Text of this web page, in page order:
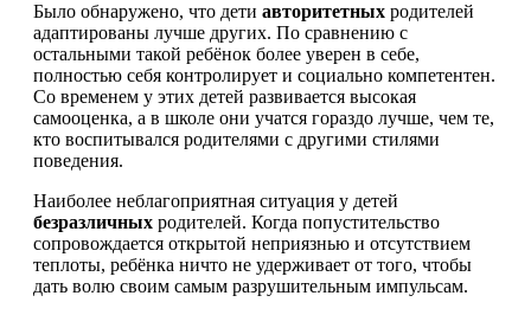
Было обнаружено, что дети авторитетных родителей
адаптированы лучше других. По сравнению с
остальными такой ребёнок более уверен в себе,
полностью себя контролирует и социально компетентен.
Со временем у этих детей развивается высокая
самооценка, а в школе они учатся гораздо лучше, чем те,
кто воспитывался родителями с другими стилями
поведения.
Наиболее неблагоприятная ситуация у детей
безразличных родителей. Когда попустительство
сопровождается открытой неприязнью и отсутствием
теплоты, ребёнка ничто не удерживает от того, чтобы
дать волю своим самым разрушительным импульсам.